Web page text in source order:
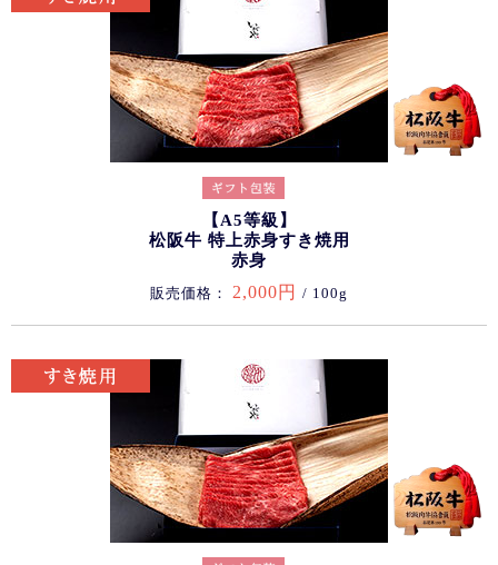
【A5等級】
松阪牛 特上赤身すき焼用
赤身
販売価格： 2,000円 / 100g